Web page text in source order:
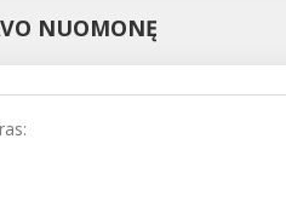
NUOMONĘ